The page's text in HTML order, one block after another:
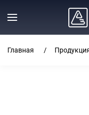
Главная